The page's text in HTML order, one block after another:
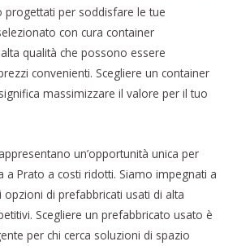
per soddisfare le tue
con cura container
qualità che possono essere
convenienti. Scegliere un container
massimizzare il valore per il tuo
un’opportunità unica per
a Prato a costi ridotti. Siamo impegnati a
di prefabbricati usati di alta
Scegliere un prefabbricato usato è
per chi cerca soluzioni di spazio